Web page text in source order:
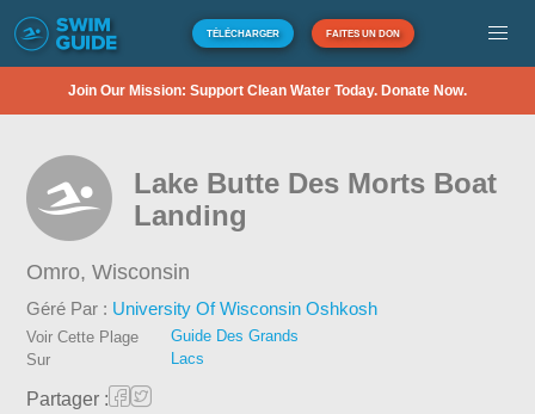
TÉLÉCHARGER FAITES UN DON
Join Our Mission: Support Clean Water Today. Donate Now.
Lake Butte Des Morts Boat
Landing
Omro,Wisconsin
Géré Par : University Of Wisconsin Oshkosh
Voir Cette Plage
Sur
Guide Des Grands
Lacs
Partager :